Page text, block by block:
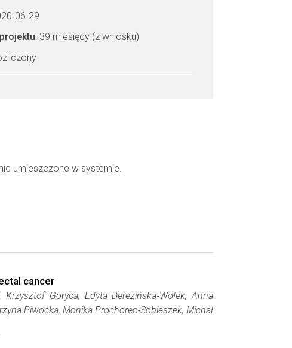
06-29
: 39 miesięcy (z wniosku)
umieszczone w systemie.
cancer
Goryca, Edyta Derezińska‐Wołek, Anna
Piwocka, Monika Prochorec‐Sobieszek, Michał